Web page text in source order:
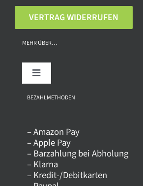
VERTRAG WIDERRUFEN
MEHR ÜBER…
Toggle
Über uns
Kontakt
Versandkosten
BEZAHLMETHODEN
– Amazon Pay
– Apple Pay
– Barzahlung bei Abholung
– Klarna
– Kredit-/Debitkarten